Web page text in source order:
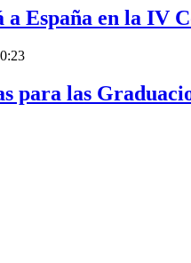
España en la IV
para las